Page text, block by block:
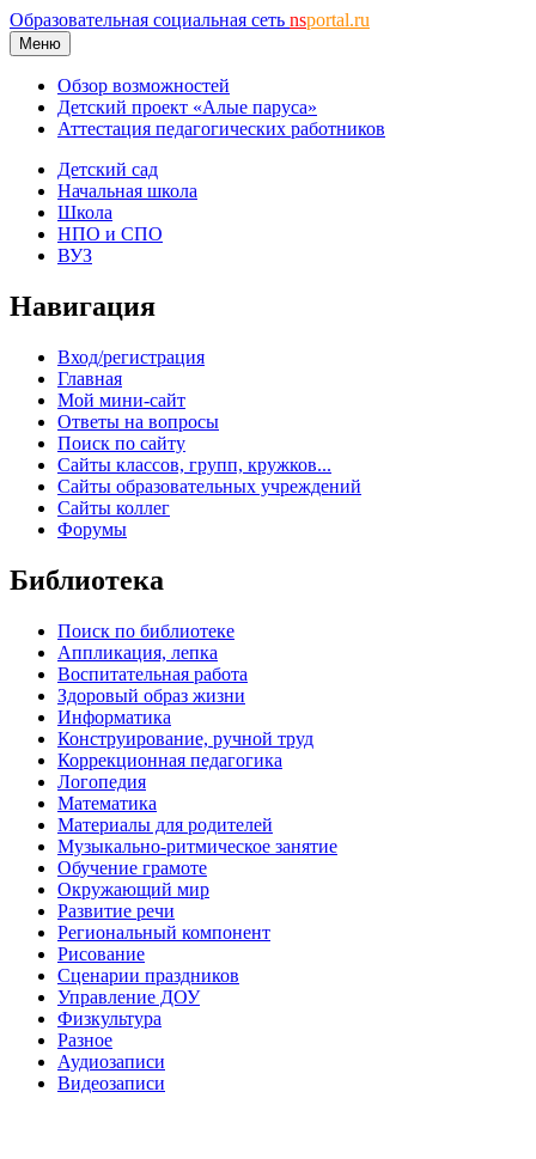
Образовательная социальная сеть nsportal.ru
Меню
Обзор возможностей
Детский проект «Алые паруса»
Аттестация педагогических работников
Детский сад
Начальная школа
Школа
НПО и СПО
ВУЗ
Навигация
Вход/регистрация
Главная
Мой мини-сайт
Ответы на вопросы
Поиск по сайту
Сайты классов, групп, кружков...
Сайты образовательных учреждений
Сайты коллег
Форумы
Библиотека
Поиск по библиотеке
Аппликация, лепка
Воспитательная работа
Здоровый образ жизни
Информатика
Конструирование, ручной труд
Коррекционная педагогика
Логопедия
Математика
Материалы для родителей
Музыкально-ритмическое занятие
Обучение грамоте
Окружающий мир
Развитие речи
Региональный компонент
Рисование
Сценарии праздников
Управление ДОУ
Физкультура
Разное
Аудиозаписи
Видеозаписи